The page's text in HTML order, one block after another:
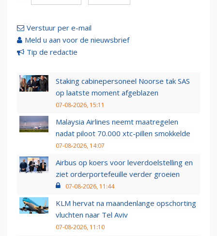
Verstuur per e-mail
Meld u aan voor de nieuwsbrief
Tip de redactie
Staking cabinepersoneel Noorse tak SAS
op laatste moment afgeblazen
07-08-2026, 15:11
Malaysia Airlines neemt maatregelen
nadat piloot 70.000 xtc-pillen smokkelde
07-08-2026, 14:07
Airbus op koers voor leverdoelstelling en
ziet orderportefeuille verder groeien
07-08-2026, 11:44
KLM hervat na maandenlange opschorting
vluchten naar Tel Aviv
07-08-2026, 11:10